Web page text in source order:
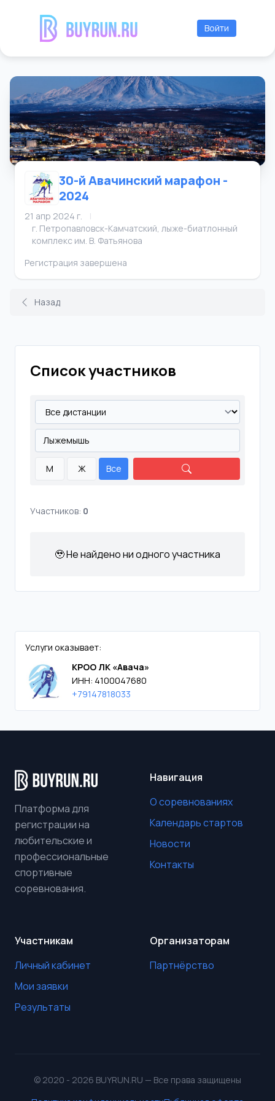
Войти
30-й Авачинский марафон -
2024
21 апр 2024 г.
|
г. Петропавловск-Камчатский, лыже-биатлонный
комплекс им. В. Фатьянова
Регистрация завершена
Назад
Список участников
М Ж Все
Участников: 0
🥹 Не найдено ни одного участника
Услуги оказывает:
КРОО ЛК «Авача»
ИНН: 4100047680
+79147818033
Платформа для
регистрации на
любительские и
профессиональные
спортивные
соревнования.
Навигация
О соревнованиях
Календарь стартов
Новости
Контакты
Участникам
Личный кабинет
Мои заявки
Результаты
Организаторам
Партнёрство
© 2020 - 2026 BUYRUN.RU — Все права защищены